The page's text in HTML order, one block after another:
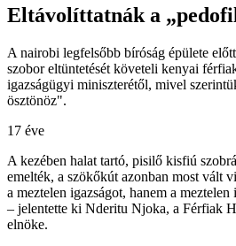
Eltávolíttatnák a
A nairobi legfelsőbb bíróság épülete
szobor eltüntetését követeli kenyai
igazságügyi miniszterétől, mivel
ösztönöz".
17 éve
A kezében halat tartó, pisilő kisfiú
emelték, a szökőkút azonban most vált
a meztelen igazságot, hanem a
– jelentette ki Nderitu Njoka, a Férfiak
elnöke.